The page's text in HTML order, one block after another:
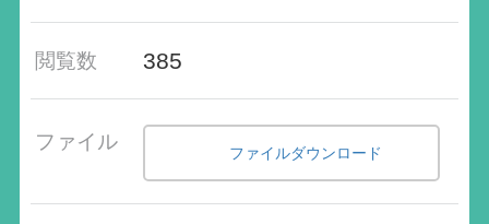
閲覧数 385
ファイル ファイルダウンロード